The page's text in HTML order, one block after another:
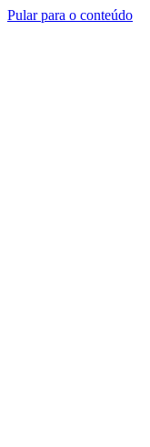
Pular para o conteúdo